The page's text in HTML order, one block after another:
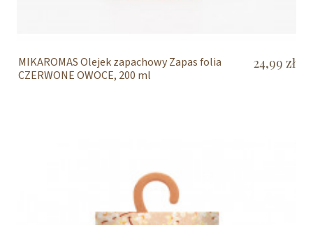
MIKAROMAS Olejek zapachowy Zapas folia
CZERWONE OWOCE, 200 ml
24,99 zł